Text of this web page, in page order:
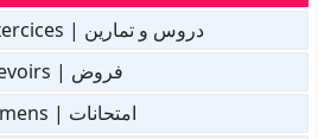
دروس و تمارين | Cours et Exercices
فروض | Devoirs
امتحانات | Examens